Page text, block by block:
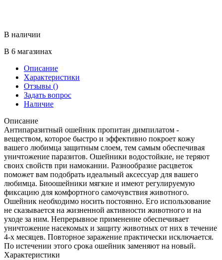
В наличии
В 6 магазинах
Описание
Характеристики
Отзывы ()
Задать вопрос
Наличие
Описание
Антипаразитный ошейник пропитан димпилатом -
веществом, которое быстро и эффективно покроет кожу
вашего любимца защитным слоем, тем самым обеспечивая
уничтожение паразитов. Ошейники водостойкие, не теряют
своих свойств при намокании. Разнообразие расцветок
поможет вам подобрать идеальный аксессуар для вашего
любимца. Биоошейники мягкие и имеют регулируемую
фиксацию для комфортного самочувствия животного.
Ошейник необходимо носить постоянно. Его использование
не сказывается на жизненной активности животного и на
уходе за ним. Непрерывное применение обеспечивает
уничтожение насекомых и защиту животных от них в течение
4-х месяцев. Повторное заражение практически исключается.
По истечении этого срока ошейник заменяют на новый.
Характеристики